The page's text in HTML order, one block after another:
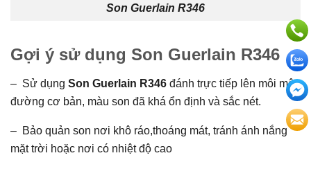
Son Guerlain R346
Gợi ý sử dụng Son Guerlain R346
– Sử dụng Son Guerlain R346 đánh trực tiếp lên môi một
đường cơ bản, màu son đã khá ổn định và sắc nét.
– Bảo quản son nơi khô ráo,thoáng mát, tránh ánh nắng
mặt trời hoặc nơi có nhiệt độ cao